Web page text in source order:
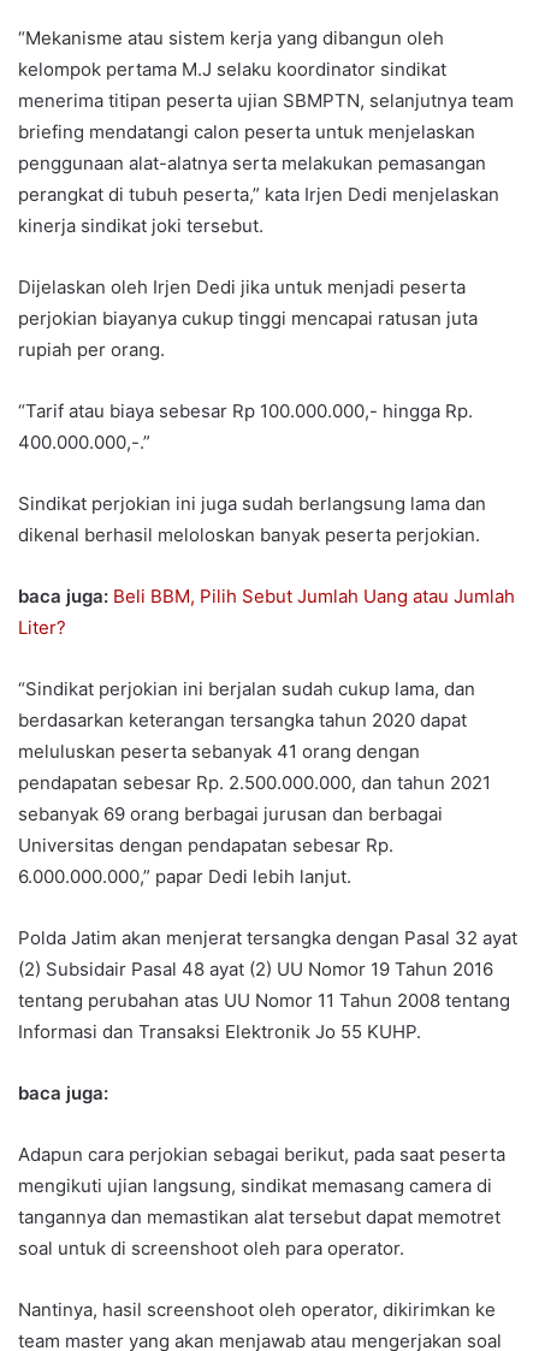
“Mekanisme atau sistem kerja yang dibangun oleh
kelompok pertama M.J selaku koordinator sindikat
menerima titipan peserta ujian SBMPTN, selanjutnya team
briefing mendatangi calon peserta untuk menjelaskan
penggunaan alat-alatnya serta melakukan pemasangan
perangkat di tubuh peserta,” kata Irjen Dedi menjelaskan
kinerja sindikat joki tersebut.
Dijelaskan oleh Irjen Dedi jika untuk menjadi peserta
perjokian biayanya cukup tinggi mencapai ratusan juta
rupiah per orang.
“Tarif atau biaya sebesar Rp 100.000.000,- hingga Rp.
400.000.000,-.”
Sindikat perjokian ini juga sudah berlangsung lama dan
dikenal berhasil meloloskan banyak peserta perjokian.
baca juga: Beli BBM, Pilih Sebut Jumlah Uang atau Jumlah
Liter?
“Sindikat perjokian ini berjalan sudah cukup lama, dan
berdasarkan keterangan tersangka tahun 2020 dapat
meluluskan peserta sebanyak 41 orang dengan
pendapatan sebesar Rp. 2.500.000.000, dan tahun 2021
sebanyak 69 orang berbagai jurusan dan berbagai
Universitas dengan pendapatan sebesar Rp.
6.000.000.000,” papar Dedi lebih lanjut.
Polda Jatim akan menjerat tersangka dengan Pasal 32 ayat
(2) Subsidair Pasal 48 ayat (2) UU Nomor 19 Tahun 2016
tentang perubahan atas UU Nomor 11 Tahun 2008 tentang
Informasi dan Transaksi Elektronik Jo 55 KUHP.
baca juga:
Adapun cara perjokian sebagai berikut, pada saat peserta
mengikuti ujian langsung, sindikat memasang camera di
tangannya dan memastikan alat tersebut dapat memotret
soal untuk di screenshoot oleh para operator.
Nantinya, hasil screenshoot oleh operator, dikirimkan ke
team master yang akan menjawab atau mengerjakan soal